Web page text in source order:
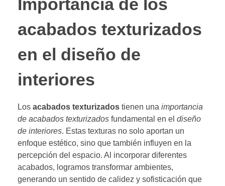
Importancia de los
acabados texturizados
en el diseño de
interiores
Los acabados texturizados tienen una importancia
de acabados texturizados fundamental en el diseño
de interiores. Estas texturas no solo aportan un
enfoque estético, sino que también influyen en la
percepción del espacio. Al incorporar diferentes
acabados, logramos transformar ambientes,
generando un sentido de calidez y sofisticación que